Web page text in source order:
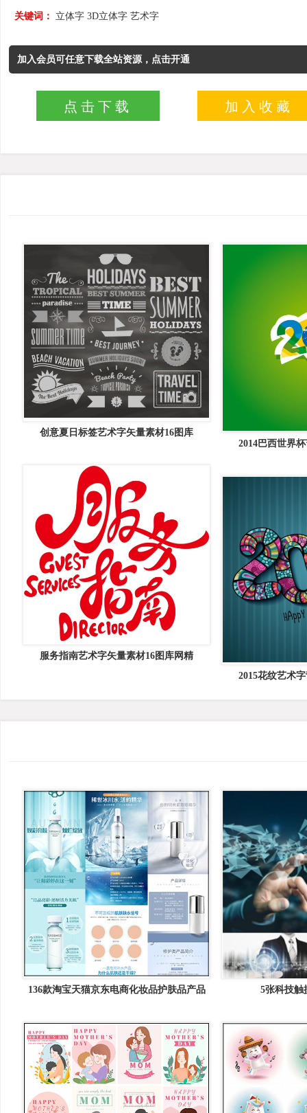
关键词： 立体字 3D立体字 艺术字
加入会员可任意下载全站资源，点击开通
点击下载 加入收藏
创意夏日标签艺术字矢量素材16图库
2014巴西世界
服务指南艺术字矢量素材16图库网精
2015花纹艺术
136款淘宝天猫京东电商化妆品护肤品产品
5张科技触